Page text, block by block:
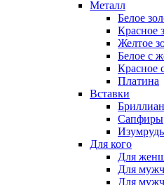
Металл
Белое
Красное
Желтое
Белое с
Красное
Платина
Вставки
Сапфиры
Для кого
Для
Для
Для